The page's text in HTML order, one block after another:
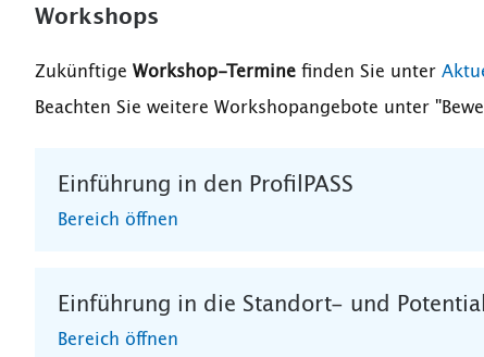
Workshops
Zukünftige Workshop-Termine finden Sie unter
Beachten Sie weitere Workshopangebote unter
Einführung in den ProfilPASS
Bereich öffnen
Einführung in die Standort- und
Bereich öffnen